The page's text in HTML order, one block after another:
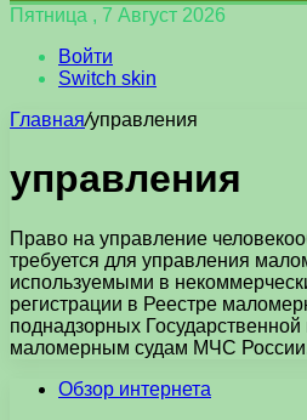
Пятница , 7 Август 2026
Войти
Switch skin
Главная/управления
управления
Право на управление
требуется для управления
используемыми в
регистрации в Реестре
поднадзорных Государственной
маломерным судам МЧС
Обзор интернета